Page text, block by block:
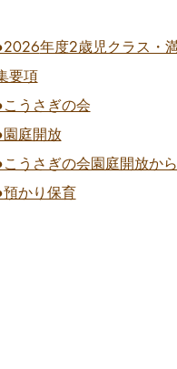
年度2歳児クラス・
要項
こうさぎの会
園庭開放
こうさぎの会園庭開放か
預かり保育